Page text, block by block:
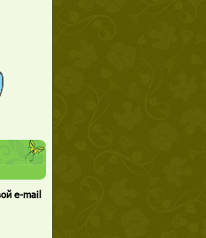
e-mail